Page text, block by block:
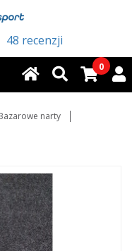
48 recenzji
0
narty